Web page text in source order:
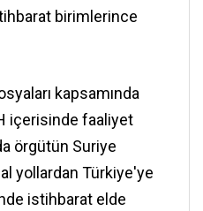
birimlerince
kapsamında
içerisinde faaliyet
örgütün Suriye
yollardan Türkiye'ye
istihbarat elde